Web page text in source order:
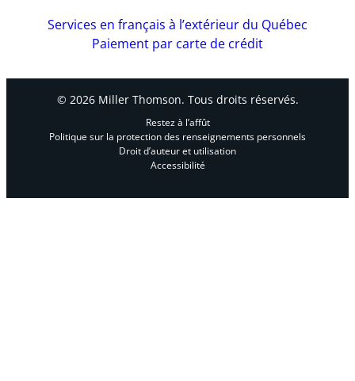
Services en français à l’extérieur du Québec
Paiement par carte de crédit
© 2026 Miller Thomson. Tous droits réservés.
Restez à l’affût
Politique sur la protection des renseignements personnels
Droit d’auteur et utilisation
Accessibilité